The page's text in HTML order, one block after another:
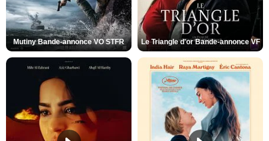
Mutiny Bande-annonce VO STFR Le Triangle d'or Bande-annonce VF